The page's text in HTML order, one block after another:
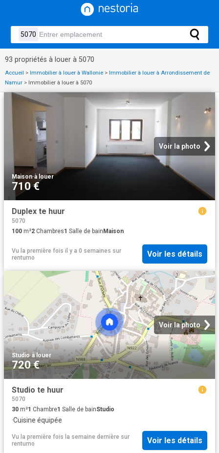
93 propriétés à louer à 5070
Accueil > Immobilier à louer à Wallonie > Immobilier à louer à Arrondissement de
Namur > Immobilier à louer à 5070
Voir la photo
Maison·à louer
710 €
Duplex te huur
5070
100 m²2 Chambres1 Salle de bainMaison
Vu la première fois il y a 0 semaines sur
rentumo
Voir les détails
Voir la photo
Studio·à louer
720 €
Studio te huur
5070
30 m²1 Chambre1 Salle de bainStudio
·Cuisine équipée
Vu la première fois la semaine dernière sur
rentumo
Voir les détails